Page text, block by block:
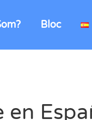
Bloc
en